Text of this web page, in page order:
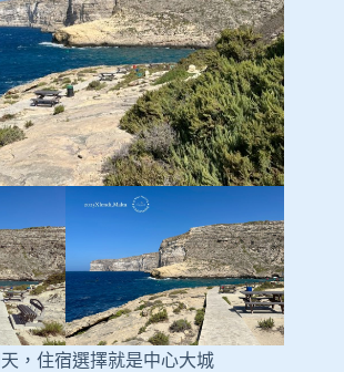
，住宿選擇就是中心大城